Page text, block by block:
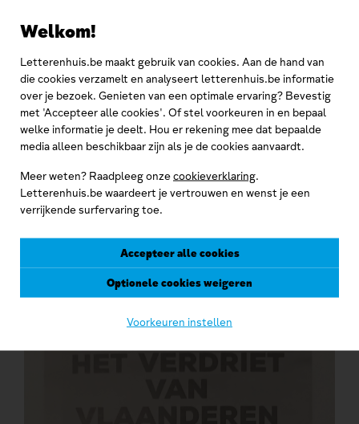
Welkom!
Letterenhuis.be maakt gebruik van cookies. Aan de hand van
die cookies verzamelt en analyseert letterenhuis.be informatie
over je bezoek. Genieten van een optimale ervaring? Bevestig
met 'Accepteer alle cookies'. Of stel voorkeuren in en bepaal
welke informatie je deelt. Hou er rekening mee dat bepaalde
media alleen beschikbaar zijn als je de cookies aanvaardt.
Meer weten? Raadpleeg onzecookieverklaring.
Letterenhuis.be waardeert je vertrouwen en wenst je een
verrijkende surfervaring toe.
Accepteer alle cookies
Optionele cookies weigeren
Voorkeuren instellen
Brieven in verband met Hemmerechts' debuut bij de
verhalen ‘Hair’, ‘Words’ en ‘The sixth of the sixth of the
uitgegeven in de bundelFirst fictions, Introduction 9